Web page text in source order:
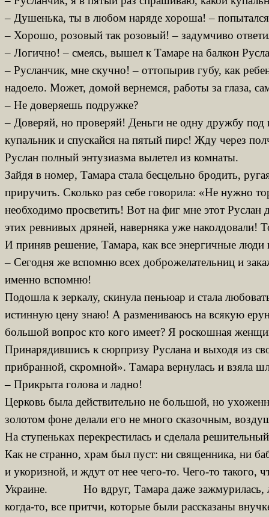
– Душенька, ты в любом наряде хороша! –
– Хорошо, розовый так розовый! – задумчиво
– Логично! – смеясь, вышел к Тамаре на балкон
– Русланчик, мне скучно! – оттопырив губу, как
надоело. Может, домой вернемся, работы за глаза,
– Не доверяешь подружке?
– Доверяй, но проверяй! Деньги не одну дружбу
купальник и спускайся на пятый пирс! Жду через
Руслан полный энтузиазма вылетел из комнаты.
Зайдя в номер, Тамара стала бесцельно бродить,
приручить. Сколько раз себе говорила: «Не нужно
необходимо просветить! Вот на фиг мне этот
этих ревнивых дряней, наверняка уже наколдовали!
И приняв решение, Тамара, как все энергичные люди
– Сегодня же вспомню всех доброжелательниц и
именно вспомню!
Подошла к зеркалу, скинула пеньюар и стала
истинную цену знаю! А размениваюсь на всякую
большой вопрос кто кого имеет? Я роскошная
Принарядившись к сюрпризу Руслана и выходя из
прибранной, скромной». Тамара вернулась и взяла
– Прикрыта голова и ладно!
Церковь была действительно не большой, но
золотом фоне делали его не много сказочным,
На ступеньках перекрестилась и сделала
Как не странно, храм был пуст: ни священника, ни
и укоризной, и ждут от нее чего-то. Чего-то такого,
Украине. Но вдруг, Тамара даже зажмурилась,
когда-то, все притчи, которые были рассказаны